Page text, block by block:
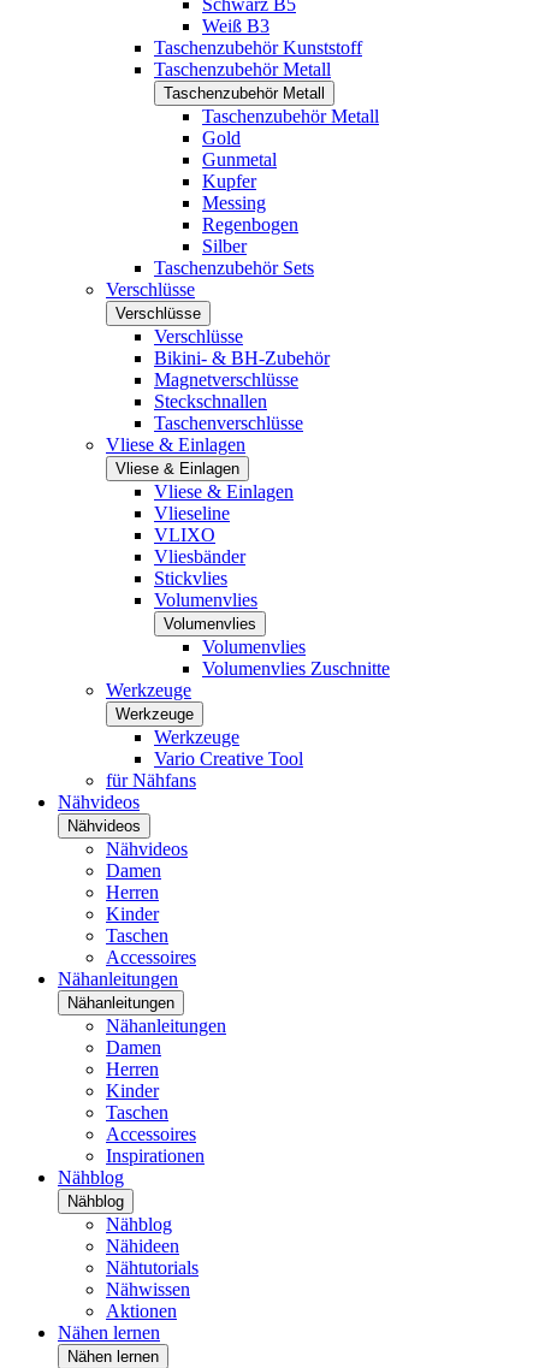
Schwarz B5
Weiß B3
Taschenzubehör Kunststoff
Taschenzubehör Metall
Taschenzubehör Metall
Taschenzubehör Metall
Gold
Gunmetal
Kupfer
Messing
Regenbogen
Silber
Taschenzubehör Sets
Verschlüsse
Verschlüsse
Verschlüsse
Bikini- & BH-Zubehör
Magnetverschlüsse
Steckschnallen
Taschenverschlüsse
Vliese & Einlagen
Vliese & Einlagen
Vliese & Einlagen
Vlieseline
VLIXO
Vliesbänder
Stickvlies
Volumenvlies
Volumenvlies
Volumenvlies
Volumenvlies Zuschnitte
Werkzeuge
Werkzeuge
Werkzeuge
Vario Creative Tool
für Nähfans
Nähvideos
Nähvideos
Nähvideos
Damen
Herren
Kinder
Taschen
Accessoires
Nähanleitungen
Nähanleitungen
Nähanleitungen
Damen
Herren
Kinder
Taschen
Accessoires
Inspirationen
Nähblog
Nähblog
Nähblog
Nähideen
Nähtutorials
Nähwissen
Aktionen
Nähen lernen
Nähen lernen